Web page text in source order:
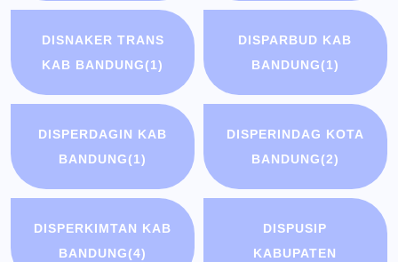
DISNAKER TRANS
KAB BANDUNG(1)
DISPARBUD KAB
BANDUNG(1)
DISPERDAGIN KAB
BANDUNG(1)
DISPERINDAG KOTA
BANDUNG(2)
DISPERKIMTAN KAB
BANDUNG(4)
DISPUSIP
KABUPATEN